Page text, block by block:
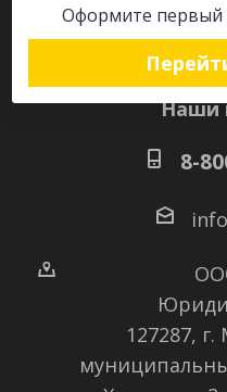
Оформите первый
Наши
8-
127287,